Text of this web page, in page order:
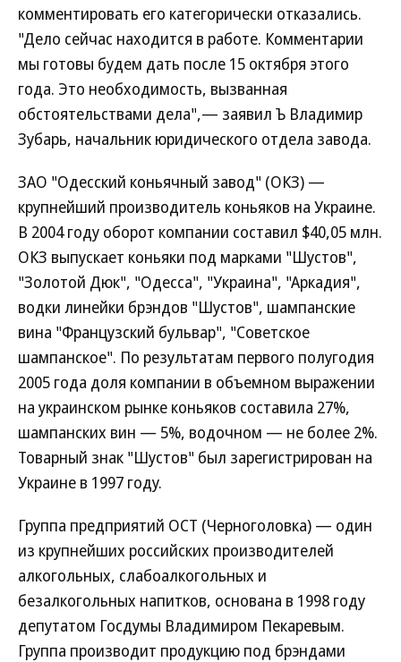
комментировать его категорически отказались.
"Дело сейчас находится в работе. Комментарии
мы готовы будем дать после 15 октября этого
года. Это необходимость, вызванная
обстоятельствами дела",— заявил Ъ Владимир
Зубарь, начальник юридического отдела завода.
ЗАО "Одесский коньячный завод" (ОКЗ) —
крупнейший производитель коньяков на Украине.
В 2004 году оборот компании составил $40,05 млн.
ОКЗ выпускает коньяки под марками "Шустов",
"Золотой Дюк", "Одесса", "Украина", "Аркадия",
водки линейки брэндов "Шустов", шампанские
вина "Французский бульвар", "Советское
шампанское". По результатам первого полугодия
2005 года доля компании в объемном выражении
на украинском рынке коньяков составила 27%,
шампанских вин — 5%, водочном — не более 2%.
Товарный знак "Шустов" был зарегистрирован на
Украине в 1997 году.
Группа предприятий ОСТ (Черноголовка) — один
из крупнейших российских производителей
алкогольных, слабоалкогольных и
безалкогольных напитков, основана в 1998 году
депутатом Госдумы Владимиром Пекаревым.
Группа производит продукцию под брэндами